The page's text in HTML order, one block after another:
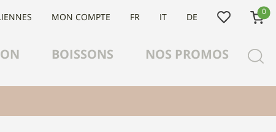
BOISSONS NOS PROMOS
MON COMPTE FR DE
0